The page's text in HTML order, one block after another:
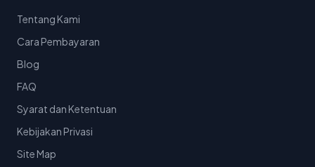
Tentang Kami
Cara Pembayaran
Blog
FAQ
Syarat dan Ketentuan
Kebijakan Privasi
Site Map